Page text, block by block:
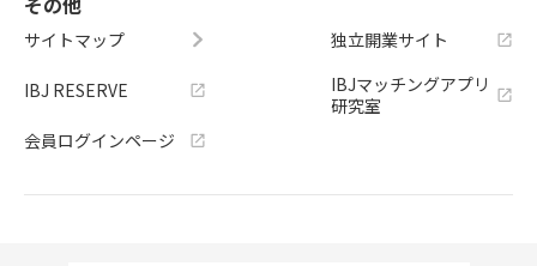
サイトマップ
IBJ RESERVE
会員ログインページ
独立開業サイト
IBJマッチングアプリ
研究室